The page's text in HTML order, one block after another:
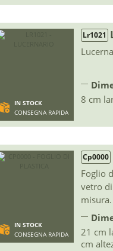
IN STOCK
CONSEGNA RAPIDA
Lr1021
8 cm
IN STOCK
CONSEGNA RAPIDA
Cp0000
Foglio
vetro
21 cm
cm